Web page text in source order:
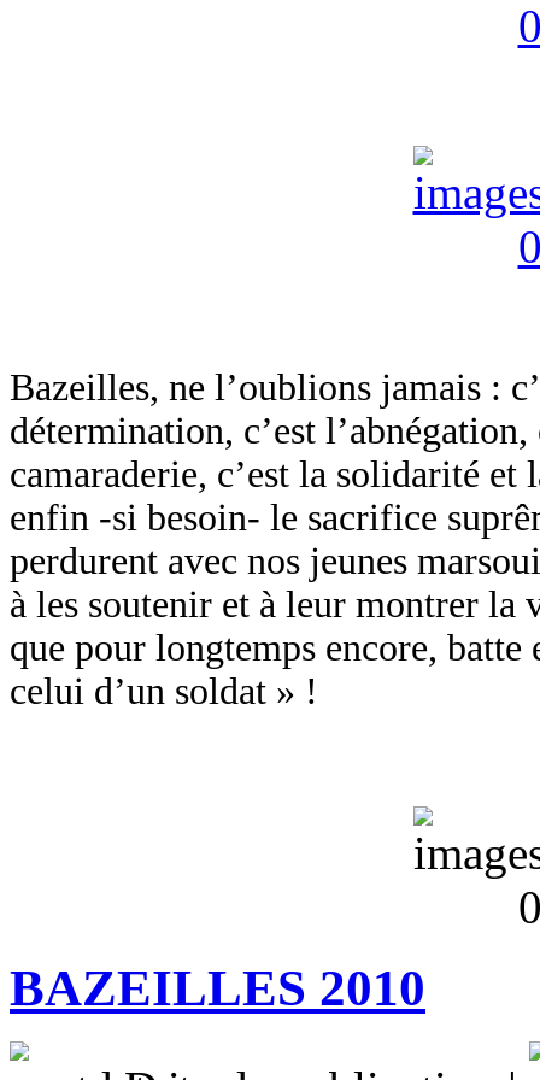
Bazeilles, ne l’oublions jamais :
détermination, c’est
camaraderie, c’est la solidarité et
enfin -si besoin- le sacrifice
perdurent avec nos jeunes
à les soutenir et à leur montrer la
que pour longtemps encore,
celui d’un soldat » !
BAZEILLES 2010